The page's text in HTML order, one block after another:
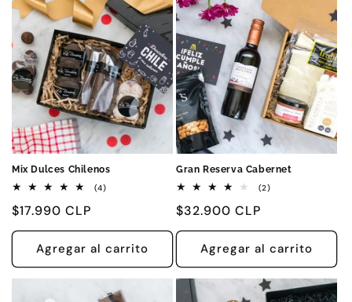
Mix Dulces Chilenos
(4)4
Precio
habitual
$17.990 CLP
Agregar al carrito
Gran Reserva Cabernet
(2)2
Precio
habitual
$32.900 CLP
Agregar al carrito